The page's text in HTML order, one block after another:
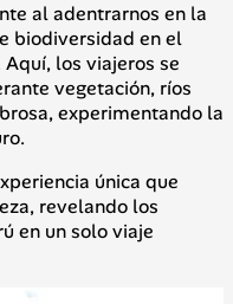
al adentrarnos en la
biodiversidad en el
los viajeros se
vegetación, ríos
experimentando la
única que
revelando los
en un solo viaje